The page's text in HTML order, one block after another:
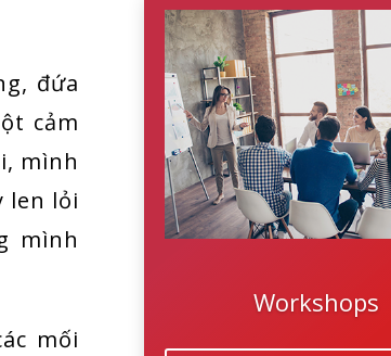
đứa
cảm
mình
len lỏi
mình
mối
Workshops